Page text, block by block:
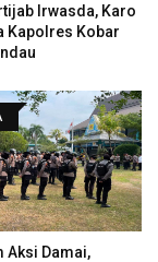
Irwasda, Karo
Kapolres Kobar
Aksi Damai,